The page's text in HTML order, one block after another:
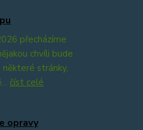
přecházíme
chvíli bude
stránky,
číst celé
opravy